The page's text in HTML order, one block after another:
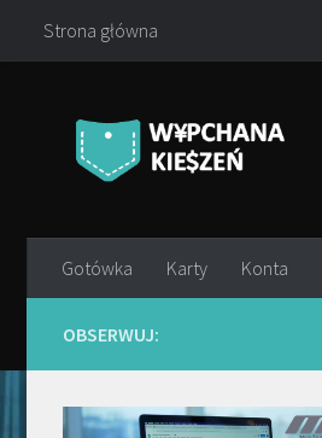
Przejdź do treści
Strona główna
Gotówka Karty Konta
OBSERWUJ: